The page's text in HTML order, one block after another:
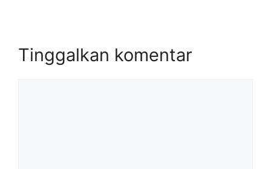
Tinggalkan komentar